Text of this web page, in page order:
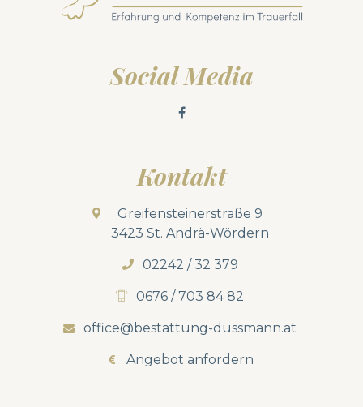
Social Media
Kontakt
Greifensteinerstraße 9
3423 St. Andrä-Wördern
02242 / 32 379
0676 / 703 84 82
office@bestattung-dussmann.at
Angebot anfordern